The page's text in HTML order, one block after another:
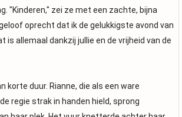
"Kinderen," zei ze met een zachte, bijna
oprecht dat ik de gelukkigste avond van
is allemaal dankzij jullie en de vrijheid van de
korte duur. Rianne, die als een ware
regie strak in handen hield, sprong